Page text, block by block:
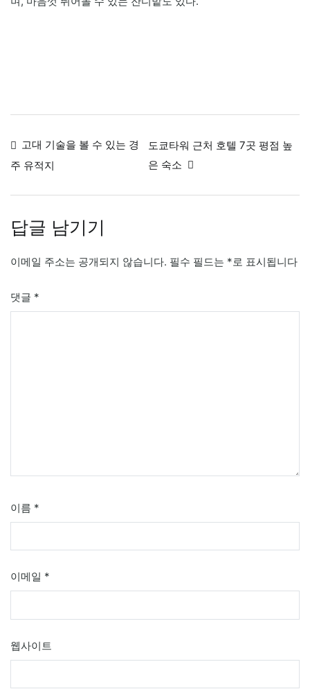
글
내
비
게
이
션
고대 기술을 볼 수 있는 경
주 유적지
도쿄타워 근처 호텔 7곳 평점 높
은 숙소
답글 남기기
이메일 주소는 공개되지 않습니다. 필수 필드는 *로 표시됩니다
댓글 *
이름 *
이메일 *
웹사이트